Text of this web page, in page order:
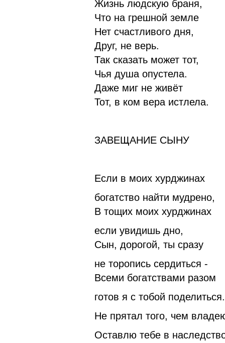
Жизнь людскую браня,
Что на грешной земле
Нет счастливого дня,
Друг, не верь.
Так сказать может тот,
Чья душа опустела.
Даже миг не живёт
Тот, в ком вера истлела.
ЗАВЕЩАНИЕ СЫНУ
Если в моих хурджинах
богатство найти мудрено,
В тощих моих хурджинах
если увидишь дно,
Сын, дорогой, ты сразу
не торопись сердиться -
Всеми богатствами разом
готов я с тобой поделиться.
Не прятал того, чем
Оставлю тебе в